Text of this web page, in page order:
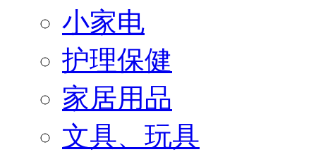
小家电
护理保健
家居用品
文具、玩具